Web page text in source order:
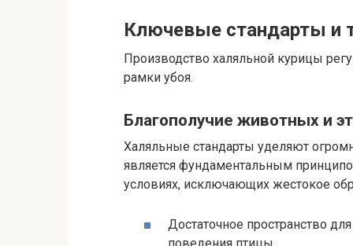
Ключевые стандарты и
Производство халяльной курицы
рамки убоя.
Благополучие животных и
Халяльные стандарты уделяют
является фундаментальным
условиях, исключающих жестокое
Достаточное пространство